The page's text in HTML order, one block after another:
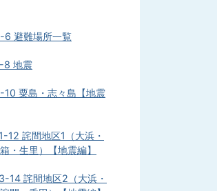
6 避難場所一覧
8 地震
10 粟島・志々島【地震
12 詫間地区1（大浜・
・生里）【地震編】
14 詫間地区2（大浜・